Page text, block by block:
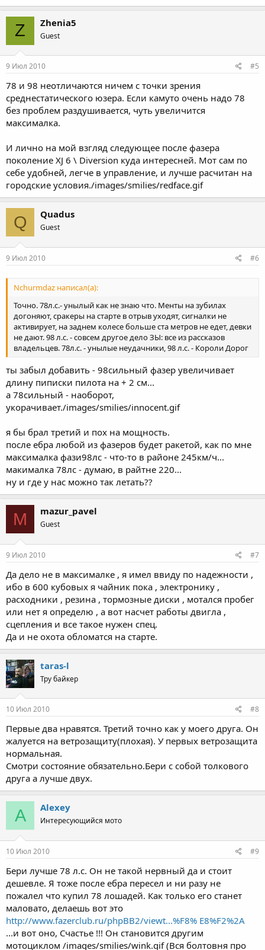
Z Zhenia5
Guest
9 Июл 2010 #5
78 и 98 неотличаются ничем с точки зрения
среднестатического юзера. Если камуто очень надо 78
без проблем раздушивается, чуть увеличится
максималка.
И лично на мой взгляд следующее после фазера
поколение XJ 6 \ Diversion куда интересней. Мот сам по
себе удобней, легче в управление, и лучше расчитан на
городские условия./images/smilies/redface.gif
Q Quadus
Guest
9 Июл 2010 #6
Nchurmdaz написал(а):
Точно. 78л.с.- унылый как не знаю что. Менты на зубилах
догоняют, сракеры на старте в отрыв уходят, сигналки не
активирует, на заднем колесе больше ста метров не едет, девки
не дают. 98 л.с. - совсем другое дело ЗЫ: все из рассказов
владельцев. 78л.с. - унылые неудачники, 98 л.с. - Короли Дорог
ты забыл добавить - 98сильный фазер увеличивает
длину пиписки пилота на + 2 см...
а 78сильный - наоборот,
укорачивает./images/smilies/innocent.gif
я бы брал третий и пох на мощность.
после ебра любой из фазеров будет ракетой, как по мне
максималка фази98лс - что-то в районе 245км/ч...
макималка 78лс - думаю, в райтне 220...
ну и где у нас можно так летать??
M mazur_pavel
Guest
9 Июл 2010 #7
Да дело не в максималке , я имел ввиду по надежности ,
ибо в 600 кубовых я чайник пока , электронику ,
расходники , резина , тормозные диски , мотался пробег
или нет я определю , а вот насчет работы двигла ,
сцепления и все такое нужен спец.
Да и не охота обломатся на старте.
taras-l
Тру байкер
10 Июл 2010 #8
Первые два нравятся. Третий точно как у моего друга. Он
жалуется на ветрозащиту(плохая). У первых ветрозащита
нормальная.
Смотри состояние обязательно.Бери с собой толкового
друга а лучше двух.
A Alexey
Интересующийся мото
10 Июл 2010 #9
Бери лучше 78 л.с. Он не такой нервный да и стоит
дешевле. Я тоже после ебра пересел и ни разу не
пожалел что купил 78 лошадей. Как только его станет
маловато, делаешь вот это
http://www.fazerclub.ru/phpBB2/viewt...%F8% E8%F2%2A
...и вот оно, Счастье !!! Он становится другим
мотоциклом /images/smilies/wink.gif (Вся болтовня про